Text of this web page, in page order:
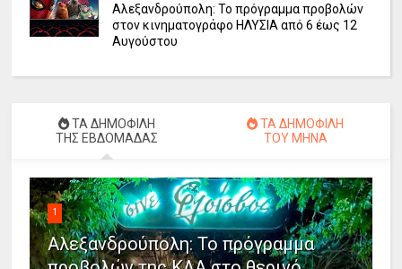
Αλεξανδρούπολη: Το πρόγραμμα προβολών
στον κινηματογράφο ΗΛΥΣΙΑ από 6 έως 12
Αυγούστου
ΤΑ ΔΗΜΟΦΙΛΗ
ΤΗΣ ΕΒΔΟΜΑΔΑΣ
ΤΑ ΔΗΜΟΦΙΛΗ
ΤΟΥ ΜΗΝΑ
1
Αλεξανδρούπολη: Το πρόγραμμα